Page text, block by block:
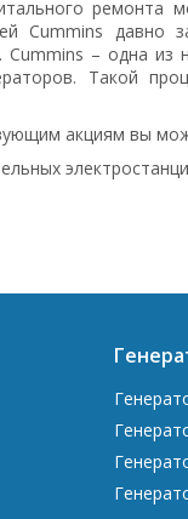
Cummins
Cummins – одна
Такой
акциям вы